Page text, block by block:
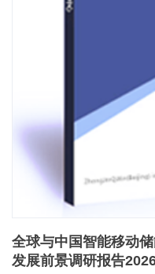
全球与中国智能移动
发展前景调研报告